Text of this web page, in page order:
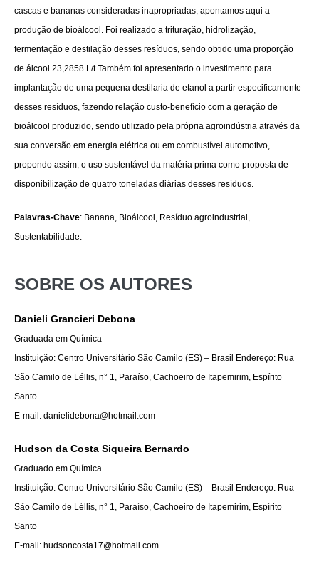
cascas e bananas consideradas inapropriadas, apontamos aqui a
produção de bioálcool. Foi realizado a trituração, hidrolização,
fermentação e destilação desses resíduos, sendo obtido uma proporção
de álcool 23,2858 L/t.Também foi apresentado o investimento para
implantação de uma pequena destilaria de etanol a partir especificamente
desses resíduos, fazendo relação custo-benefício com a geração de
bioálcool produzido, sendo utilizado pela própria agroindústria através da
sua conversão em energia elétrica ou em combustível automotivo,
propondo assim, o uso sustentável da matéria prima como proposta de
disponibilização de quatro toneladas diárias desses resíduos.
Palavras-Chave: Banana, Bioálcool, Resíduo agroindustrial,
Sustentabilidade.
SOBRE OS AUTORES
Danieli Grancieri Debona
Graduada em Química
Instituição: Centro Universitário São Camilo (ES) – Brasil Endereço: Rua
São Camilo de Léllis, n° 1, Paraíso, Cachoeiro de Itapemirim, Espírito
Santo
E-mail: danielidebona@hotmail.com
Hudson da Costa Siqueira Bernardo
Graduado em Química
Instituição: Centro Universitário São Camilo (ES) – Brasil Endereço: Rua
São Camilo de Léllis, n° 1, Paraíso, Cachoeiro de Itapemirim, Espírito
Santo
E-mail: hudsoncosta17@hotmail.com